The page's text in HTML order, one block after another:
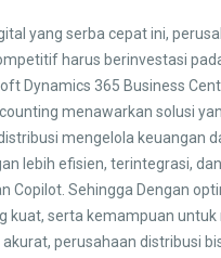
yang serba cepat ini,
harus berinvestasi
Dynamics 365 Business
menawarkan solusi
mengelola keuangan
lebih efisien, terintegrasi,
Copilot. Sehingga Dengan
kuat, serta kemampuan untuk
akurat, perusahaan distribusi